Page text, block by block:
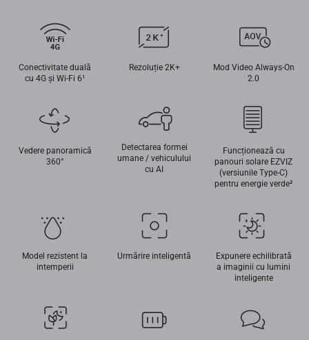
Conectivitate duală
cu 4G și Wi-Fi 6¹
Rezoluție 2K+
Mod Video Always-On
2.0
Vedere panoramică
360°
Detectarea formei
umane / vehiculului
cu AI
Funcționează cu
panouri solare EZVIZ
(versiunile Type-C)
pentru energie verde²
Model rezistent la
intemperii
Urmărire inteligentă
Expunere echilibrată
a imaginii cu lumini
inteligente